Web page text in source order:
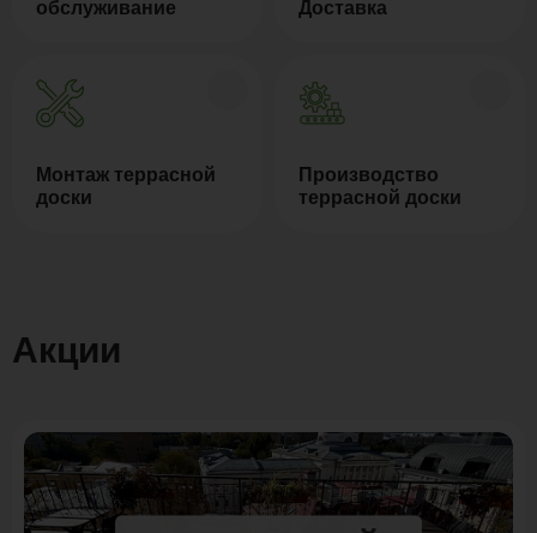
обслуживание Доставка
Монтаж террасной
доски
Производство
террасной доски
Акции